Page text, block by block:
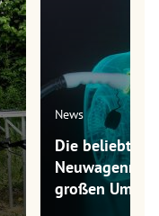
News
Die
großen